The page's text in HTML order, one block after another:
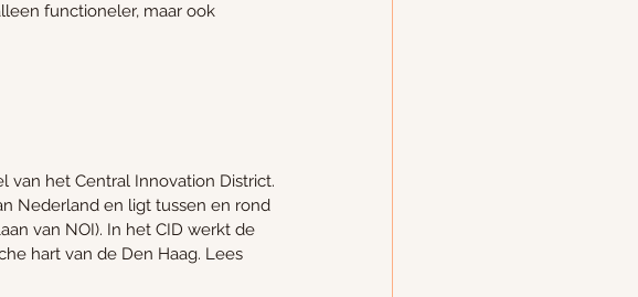
functioneler, maar ook
van het Central Innovation District.
Nederland en ligt tussen en rond
van NOI). In het CID werkt de
hart van de Den Haag. Lees